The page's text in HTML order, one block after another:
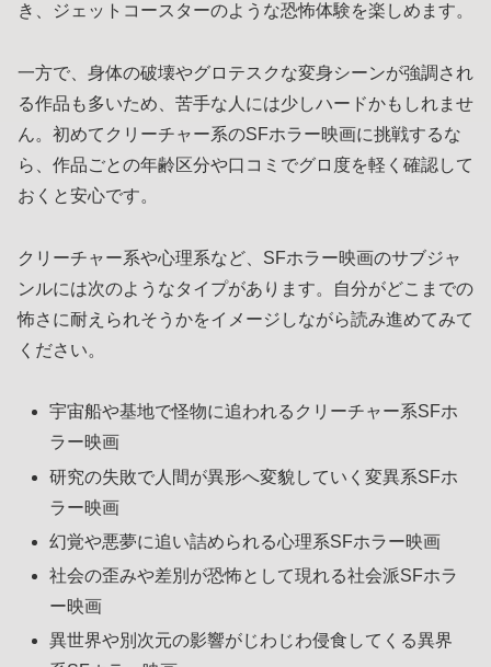
き、ジェットコースターのような恐怖体験を楽しめます。
一方で、身体の破壊やグロテスクな変身シーンが強調され
る作品も多いため、苦手な人には少しハードかもしれませ
ん。初めてクリーチャー系のSFホラー映画に挑戦するな
ら、作品ごとの年齢区分や口コミでグロ度を軽く確認して
おくと安心です。
クリーチャー系や心理系など、SFホラー映画のサブジャ
ンルには次のようなタイプがあります。自分がどこまでの
怖さに耐えられそうかをイメージしながら読み進めてみて
ください。
宇宙船や基地で怪物に追われるクリーチャー系SFホ
ラー映画
研究の失敗で人間が異形へ変貌していく変異系SFホ
ラー映画
幻覚や悪夢に追い詰められる心理系SFホラー映画
社会の歪みや差別が恐怖として現れる社会派SFホラ
ー映画
異世界や別次元の影響がじわじわ侵食してくる異界